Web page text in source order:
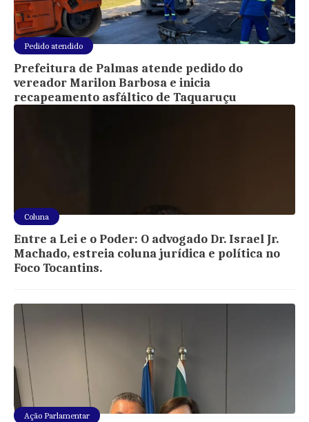
Pedido atendido
Prefeitura de Palmas atende pedido do
vereador Marilon Barbosa e inicia
recapeamento asfáltico de Taquaruçu
Coluna
Entre a Lei e o Poder: O advogado Dr. Israel Jr.
Machado, estreia coluna jurídica e política no
Foco Tocantins.
Ação Parlamentar